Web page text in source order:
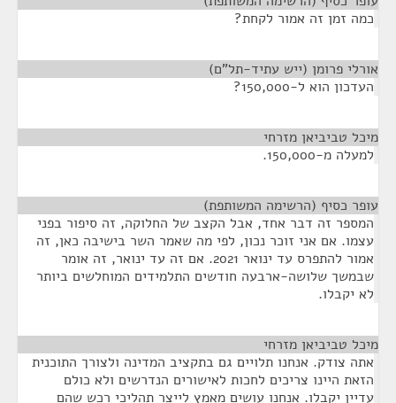
כמה זמן זה אמור לקחת?
אורלי פרומן (ייש עתיד-תל"ם)
העדכון הוא ל-150,000?
מיכל טביביאן מזרחי
למעלה מ-150,000.
עופר כסיף (הרשימה המשותפת)
המספר זה דבר אחד, אבל הקצב של החלוקה, זה סיפור בפני
עצמו. אם אני זוכר נכון, לפי מה שאמר השר בישיבה כאן, זה
אמור להתפרס עד ינואר 2021. אם זה עד ינואר, זה אומר
שבמשך שלושה-ארבעה חודשים התלמידים המוחלשים ביותר
לא יקבלו.
מיכל טביביאן מזרחי
אתה צודק. אנחנו תלויים גם בתקציב המדינה ולצורך התוכנית
הזאת היינו צריכים לחכות לאישורים הנדרשים ולא כולם
עדיין יקבלו. אנחנו עושים מאמץ לייצר תהליכי רכש שהם